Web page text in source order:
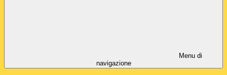
Menu di
navigazione